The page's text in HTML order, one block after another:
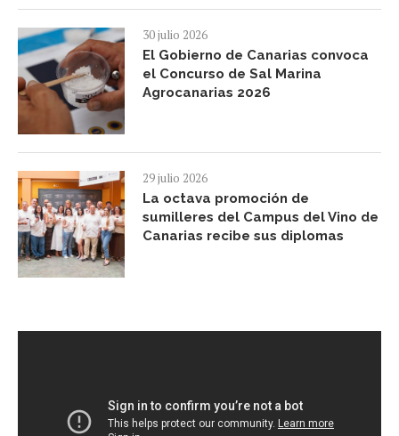
30 julio 2026
El Gobierno de Canarias convoca
el Concurso de Sal Marina
Agrocanarias 2026
29 julio 2026
La octava promoción de
sumilleres del Campus del Vino de
Canarias recibe sus diplomas